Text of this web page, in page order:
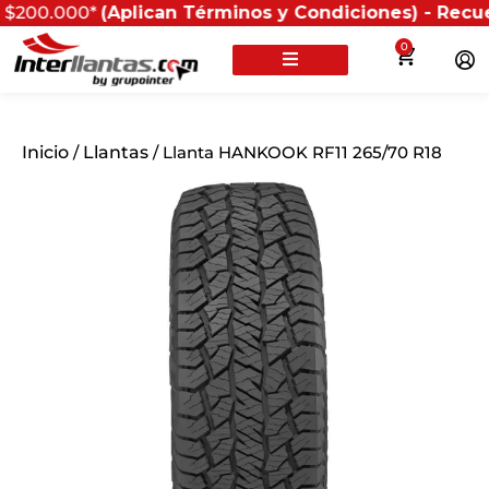
(Aplican Términos y Condiciones) - Recuerda
0
Inicio / Llantas / Llanta HANKOOK RF11 265/70 R18